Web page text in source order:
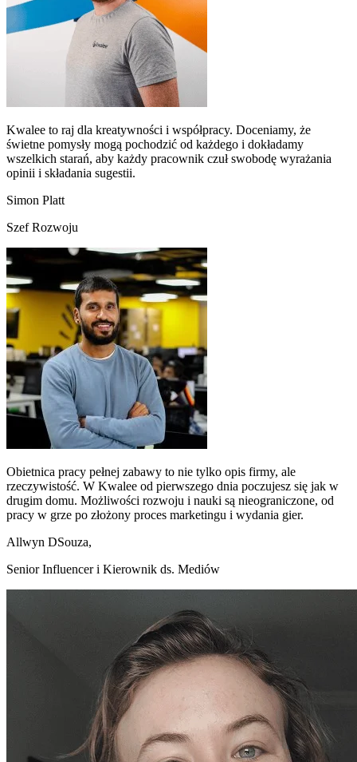
Kwalee to raj dla kreatywności i współpracy. Doceniamy, że
świetne pomysły mogą pochodzić od każdego i dokładamy
wszelkich starań, aby każdy pracownik czuł swobodę wyrażania
opinii i składania sugestii.
Simon Platt
Szef Rozwoju
Obietnica pracy pełnej zabawy to nie tylko opis firmy, ale
rzeczywistość. W Kwalee od pierwszego dnia poczujesz się jak w
drugim domu. Możliwości rozwoju i nauki są nieograniczone, od
pracy w grze po złożony proces marketingu i wydania gier.
Allwyn DSouza,
Senior Influencer i Kierownik ds. Mediów